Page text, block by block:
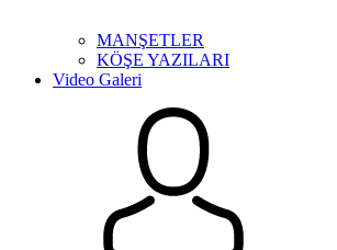
MANŞETLER
KÖŞE YAZILARI
Video Galeri